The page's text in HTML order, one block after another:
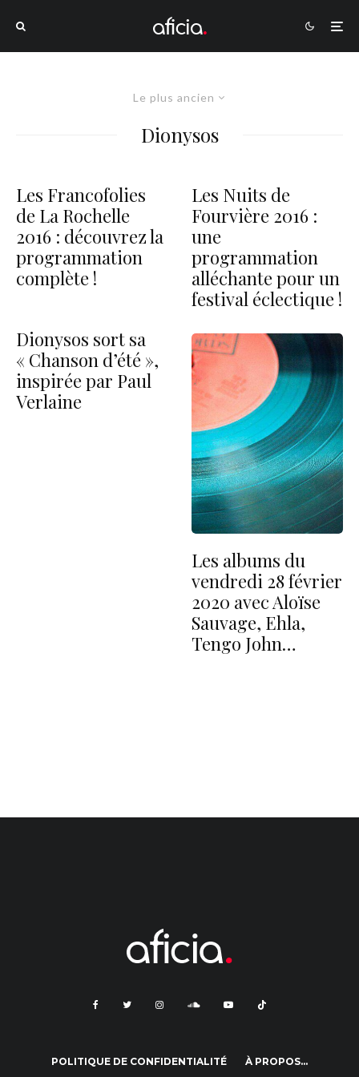
Le plus ancien
Dionysos
Les Francofolies
de La Rochelle
2016 : découvrez la
programmation
complète !
Dionysos sort sa
« Chanson d’été »,
inspirée par Paul
Verlaine
Les Nuits de
Fourvière 2016 :
une
programmation
alléchante pour un
festival éclectique !
Les albums du
vendredi 28 février
2020 avec Aloïse
Sauvage, Ehla,
Tengo John…
POLITIQUE DE CONFIDENTIALITÉ À PROPOS…